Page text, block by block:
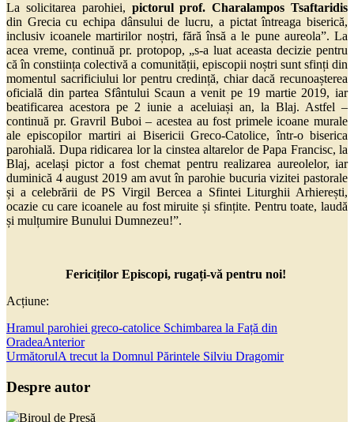
La solicitarea parohiei, pictorul prof. Charalampos Tsaftaridis
din Grecia cu echipa dânsului de lucru, a pictat întreaga biserică,
inclusiv icoanele martirilor noștri, fără însă a le pune aureola”. La
acea vreme, continuă pr. protopop, „s-a luat aceasta decizie pentru
că în constiința colectivă a comunității, episcopii noștri sunt sfinți din
momentul sacrificiului lor pentru credință, chiar dacă recunoașterea
oficială din partea Sfântului Scaun a venit pe 19 martie 2019, iar
beatificarea acestora pe 2 iunie a aceluiași an, la Blaj. Astfel –
continuă pr. Gravril Buboi – acestea au fost primele icoane murale
ale episcopilor martiri ai Bisericii Greco-Catolice, într-o biserica
parohială. Dupa ridicarea lor la cinstea altarelor de Papa Francisc, la
Blaj, același pictor a fost chemat pentru realizarea aureolelor, iar
duminică 4 august 2019 am avut în parohie bucuria vizitei pastorale
și a celebrării de PS Virgil Bercea a Sfintei Liturghii Arhierești,
ocazie cu care icoanele au fost miruite și sfințite. Pentru toate, laudă
și mulțumire Bunului Dumnezeu!”.
Fericiților Episcopi, rugați-vă pentru noi!
Acțiune:
Hramul parohiei greco-catolice Schimbarea la Față din
OradeaAnterior
UrmătorulA trecut la Domnul Părintele Silviu Dragomir
Despre autor